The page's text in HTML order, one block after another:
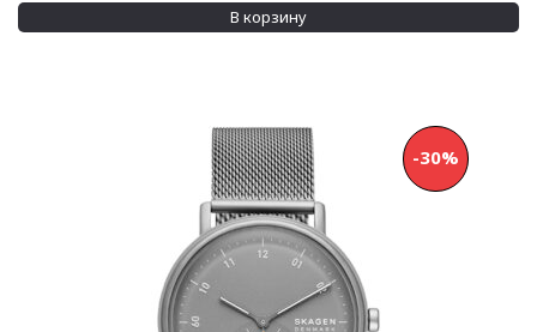
В корзину
-30%